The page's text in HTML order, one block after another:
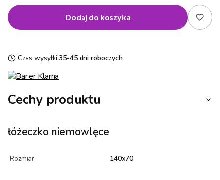
Dodaj do koszyka
Czas wysyłki:35-45 dni roboczych
Cechy produktu
łóżeczko niemowlęce
Rozmiar 140x70